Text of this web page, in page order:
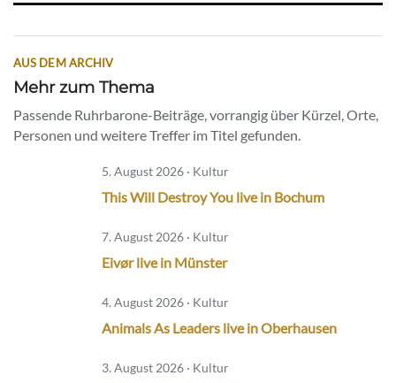
AUS DEM ARCHIV
Mehr zum Thema
Passende Ruhrbarone-Beiträge, vorrangig über Kürzel, Orte,
Personen und weitere Treffer im Titel gefunden.
5. August 2026 · Kultur
This Will Destroy You live in Bochum
7. August 2026 · Kultur
Eivør live in Münster
4. August 2026 · Kultur
Animals As Leaders live in Oberhausen
3. August 2026 · Kultur